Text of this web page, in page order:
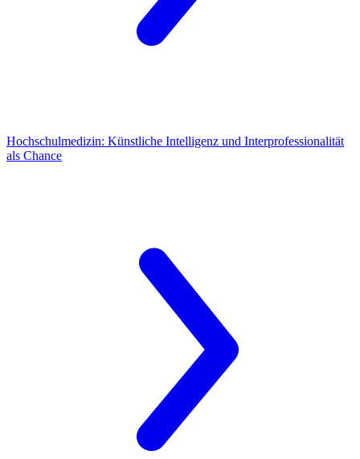
Hochschulmedizin: Künstliche Intelligenz und Interprofessionalität
als Chance